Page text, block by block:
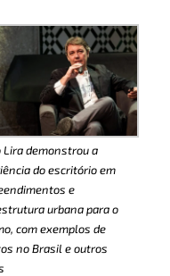
Lira demonstrou a
do escritório em
e
urbana para o
com exemplos de
no Brasil e outros